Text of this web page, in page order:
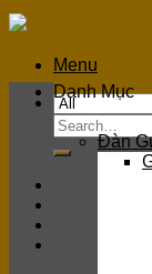
Skip
to
contentMenu
Search
for:
Danh Mục
Đàn